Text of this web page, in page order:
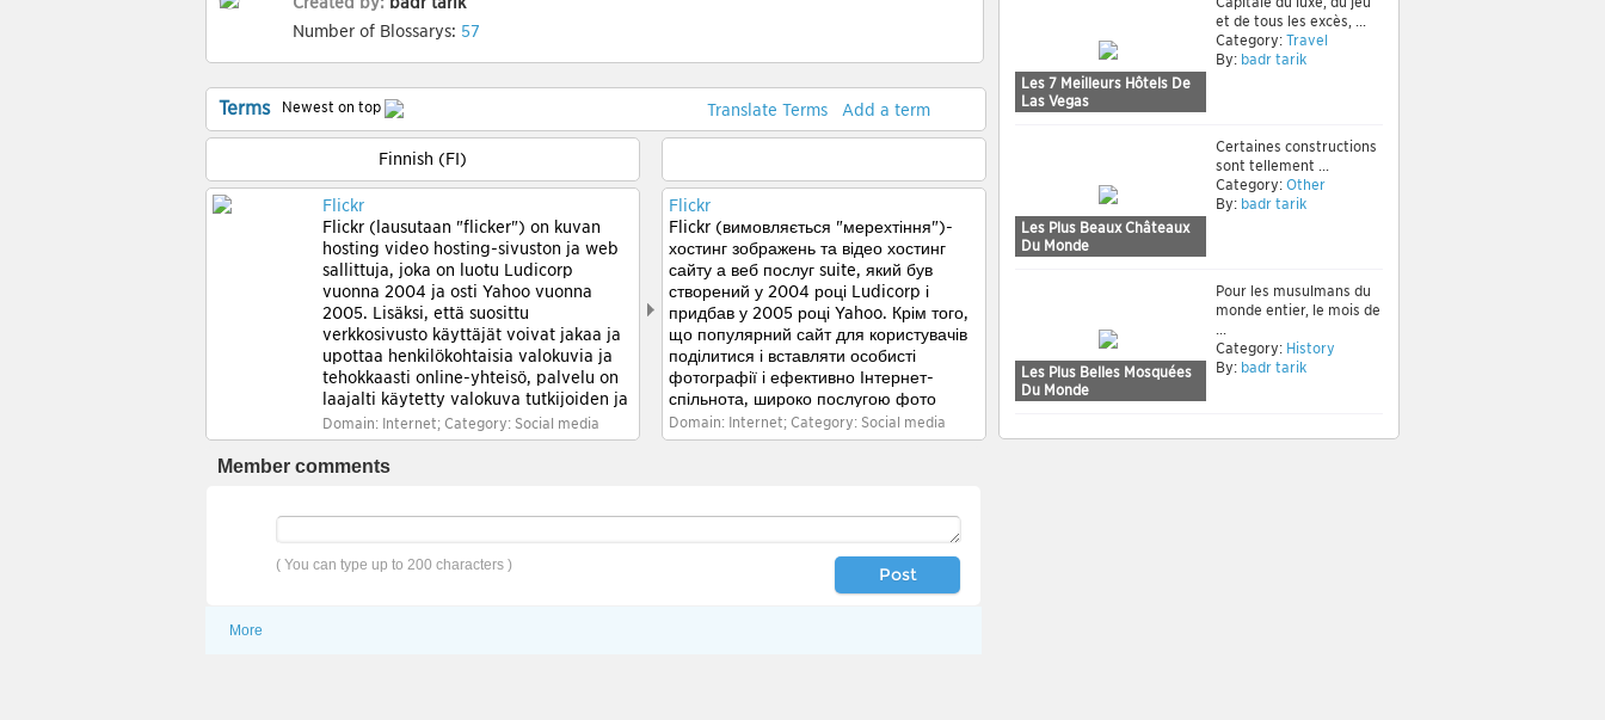
Number of Blossarys: 57
Terms Newest on top Translate Terms Add a term
Finnish (FI)
Flickr
Flickr (lausutaan "flicker") on kuvan
hosting video hosting-sivuston ja web
sallittuja, joka on luotu Ludicorp
vuonna 2004 ja osti Yahoo vuonna
2005. Lisäksi, että suosittu
verkkosivusto käyttäjät voivat jakaa ja
upottaa henkilökohtaisia valokuvia ja
tehokkaasti online-yhteisö, palvelu on
laajalti käytetty valokuva tutkijoiden ja
bloggaajia isäntä kuvia, että ne
upottaa blogeja ja sosiaalisen median.
Partaalla ilmoitti maaliskuussa 2013
että se oli isäntä yli 6 miljardia kuvaa ja
Domain: Internet; Category: Social media
Flickr
Flickr (вимовляється "мерехтіння")-
хостинг зображень та відео хостинг
сайту а веб послуг suite, який був
створений у 2004 році Ludicorp і
придбав у 2005 році Yahoo. Крім того,
що популярний сайт для користувачів
поділитися і вставляти особисті
фотографії і ефективно Інтернет-
спільнота, широко послугою фото
дослідників а блогерів до приймаючої
образи, які вони вставляти в блогах і
мільйонів нові зображення,
завантажені щодня.У серпні 2011 сайту
Domain: Internet; Category: Social media
Member comments
( You can type up to 200 characters ) Post
More
Les 7 Meilleurs Hôtels De
Las Vegas
et de tous les excès, ...
Category: Travel
By: badr tarik
Les Plus Beaux Châteaux
Du Monde
Certaines constructions
sont tellement ...
Category: Other
By: badr tarik
Les Plus Belles Mosquées
Du Monde
Pour les musulmans du
monde entier, le mois de
...
Category: History
By: badr tarik